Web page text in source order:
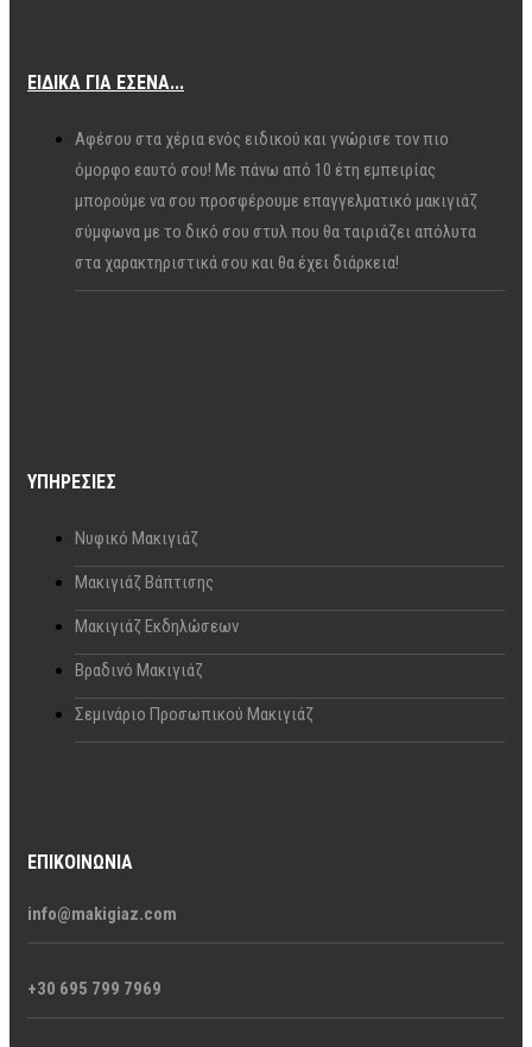
ΕΙΔΙΚΆ ΓΙΑ ΕΣΈΝΑ...
Αφέσου στα χέρια ενός ειδικού και γνώρισε τον πιο
όμορφο εαυτό σου! Με πάνω από 10 έτη εμπειρίας
μπορούμε να σου προσφέρουμε επαγγελματικό μακιγιάζ
σύμφωνα με το δικό σου στυλ που θα ταιριάζει απόλυτα
στα χαρακτηριστικά σου και θα έχει διάρκεια!
ΥΠΗΡΕΣΊΕΣ
Νυφικό Μακιγιάζ
Μακιγιάζ Βάπτισης
Μακιγιάζ Εκδηλώσεων
Βραδινό Μακιγιάζ
Σεμινάριο Προσωπικού Μακιγιάζ
ΕΠΙΚΟΙΝΩΝΊΑ
info@makigiaz.com
+30 695 799 7969